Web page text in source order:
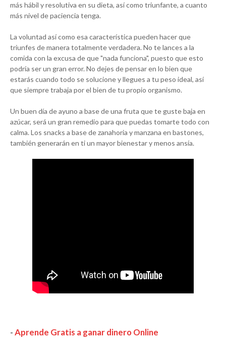
más hábil y resolutiva en su dieta, así como triunfante, a cuanto
más nivel de paciencia tenga.
La voluntad así como esa característica pueden hacer que
triunfes de manera totalmente verdadera. No te lances a la
comida con la excusa de que "nada funciona", puesto que esto
podría ser un gran error. No dejes de pensar en lo bien que
estarás cuando todo se solucione y llegues a tu peso ideal, así
que siempre trabaja por el bien de tu propio organismo.
Un buen día de ayuno a base de una fruta que te guste baja en
azúcar, será un gran remedio para que puedas tomarte todo con
calma. Los snacks a base de zanahoria y manzana en bastones,
también generarán en ti un mayor bienestar y menos ansía.
-Aprende Gratis a ganar dinero Online